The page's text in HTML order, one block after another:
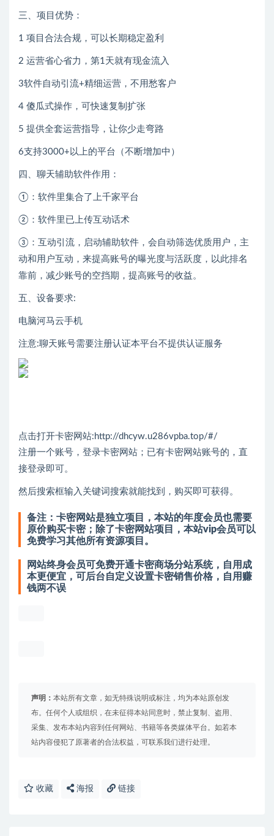
三、项目优势：
1 项目合法合规，可以长期稳定盈利
2 运营省心省力，第1天就有现金流入
3软件自动引流+精细运营，不用愁客户
4 傻瓜式操作，可快速复制扩张
5 提供全套运营指导，让你少走弯路
6支持3000+以上的平台（不断增加中）
四、聊天辅助软件作用：
①：软件里集合了上千家平台
②：软件里已上传互动话术
③：互动引流，启动辅助软件，会自动筛选优质用户，主
动和用户互动，来提高账号的曝光度与活跃度，以此排名
靠前，减少账号的空挡期，提高账号的收益。
五、设备要求:
电脑河马云手机
注意:聊天账号需要注册认证本平台不提供认证服务
点击打开卡密网站: http://dhcyw.u286vpba.top/#/
注册一个账号，登录卡密网站；已有卡密网站账号的，直
接登录即可。
然后搜索框输入关键词搜索就能找到，购买即可获得。
备注：卡密网站是独立项目，本站的年度会员也需要
原价购买卡密；除了卡密网站项目，本站vip会员可以
免费学习其他所有资源项目。
网站终身会员可免费开通卡密商场分站系统，自用成
本更便宜，可后台自定义设置卡密销售价格，自用赚
钱两不误
声明： 本站所有文章，如无特殊说明或标注，均为本站原创发
布。任何个人或组织，在未征得本站同意时，禁止复制、盗用、
采集、发布本站内容到任何网站、书籍等各类媒体平台。如若本
站内容侵犯了原著者的合法权益，可联系我们进行处理。
收藏 海报 链接